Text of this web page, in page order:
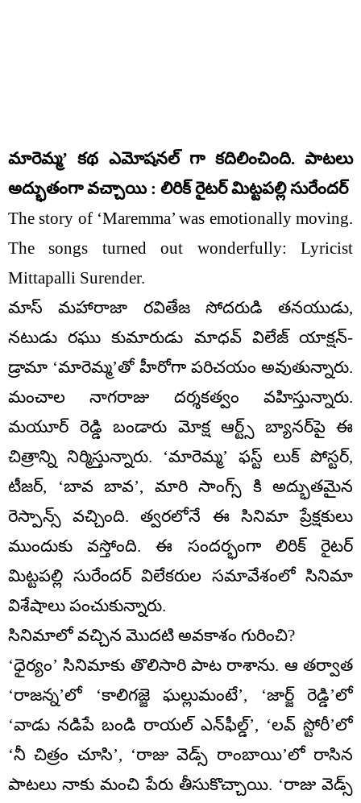
మారెమ్మ’ కథ ఎమోషనల్ గా కదిలించింది. పాటలు
అద్భుతంగా వచ్చాయి : లిరిక్ రైటర్ మిట్టపల్లి సురేందర్
The story of ‘Maremma’ was emotionally moving.
The songs turned out wonderfully: Lyricist
Mittapalli Surender.
మాస్ మహారాజా రవితేజ సోదరుడి తనయుడు,
నటుడు రఘు కుమారుడు మాధవ్ విలేజ్ యాక్షన్-
డ్రామా ‘మారెమ్మ’తో హీరోగా పరిచయం అవుతున్నారు.
మంచాల నాగరాజు దర్శకత్వం వహిస్తున్నారు.
మయూర్ రెడ్డి బండారు మోక్ష ఆర్ట్స్ బ్యానర్‌పై ఈ
చిత్రాన్ని నిర్మిస్తున్నారు. ‘మారెమ్మ’ ఫస్ట్ లుక్ పోస్టర్‌,
టీజర్‌, ‘బావ బావ’, మారి సాంగ్స్ కి అద్భుతమైన
రెస్పాన్స్ వచ్చింది. త్వరలోనే ఈ సినిమా ప్రేక్షకులు
ముందుకు వస్తోంది. ఈ సందర్భంగా లిరిక్ రైటర్
మిట్టపల్లి సురేందర్ విలేకరుల సమావేశంలో సినిమా
విశేషాలు పంచుకున్నారు.
సినిమాలో వచ్చిన మొదటి అవకాశం గురించి?
‘ధైర్యం’ సినిమాకు తొలిసారి పాట రాశాను. ఆ తర్వాత
‘రాజన్న’లో ‘కాలిగజ్జె ఘల్లుమంటే’, ‘జార్జ్ రెడ్డి’లో
‘వాడు నడిపే బండి రాయల్ ఎన్‌ఫీల్డ్’, ‘లవ్ స్టోరీ’లో
‘నీ చిత్రం చూసి’, ‘రాజు వెడ్స్ రాంబాయి’లో రాసిన
పాటలు నాకు మంచి పేరు తీసుకొచ్చాయి. ‘రాజు వెడ్స్